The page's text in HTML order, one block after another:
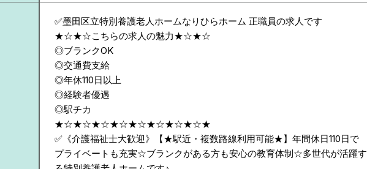
✅墨田区立特別養護老人ホームなりひらホーム 正職員の求人です
★☆★☆こちらの求人の魅力★☆★☆
◎ブランクOK
◎交通費支給
◎年休110日以上
◎経験者優遇
◎駅チカ
★☆★☆★☆★☆★☆★☆★☆★☆★
✅《介護福祉士大歓迎》【★駅近・複数路線利用可能★】年間休日110日で
プライベートも充実☆ブランクがある方も安心の教育体制☆多世代が活躍す